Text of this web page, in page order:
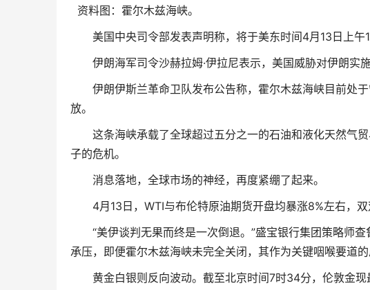
资料图：霍尔木兹海峡。
美国中央司令部发表声明称，将于美东时间4月13日上午
伊朗海军司令沙赫拉姆·伊拉尼表示，美国威胁对伊朗实施
伊朗伊斯兰革命卫队发布公告称，霍尔木兹海峡目前处于
放。
这条海峡承载了全球超过五分之一的石油和液化天然气贸
子的危机。
消息落地，全球市场的神经，再度紧绷了起来。
4月13日，WTI与布伦特原油期货开盘均暴涨8%左右，双
“美伊谈判无果而终是一次倒退。”盛宝银行集团策略师查
承压，即便霍尔木兹海峡未完全关闭，其作为关键咽喉要道的
黄金白银则反向波动。截至北京时间7时34分，伦敦金现